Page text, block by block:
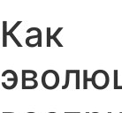
Как